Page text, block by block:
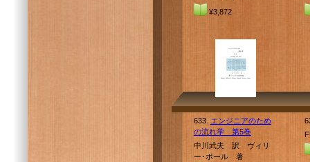
¥3,872
633. エンジニアのため
の流れ学 第5巻
中川武夫 訳 ヴィリ
ー･ボール 著